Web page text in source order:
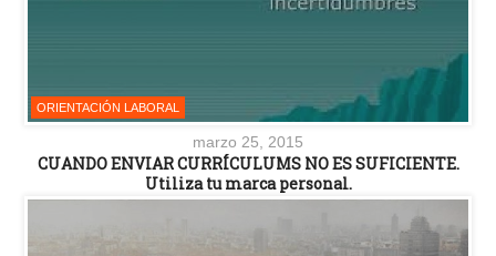
ORIENTACIÓN LABORAL
marzo 25, 2015
CUANDO ENVIAR CURRÍCULUMS NO ES SUFICIENTE.
Utiliza tu marca personal.